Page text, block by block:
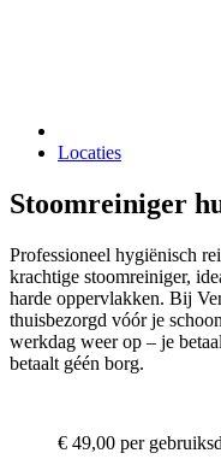
Locaties
Stoomreiniger
Professioneel hygiënisch
krachtige stoomreiniger,
harde oppervlakken. Bij
thuisbezorgd vóór je
werkdag weer op – je
betaalt géén borg.
€ 49,00 per